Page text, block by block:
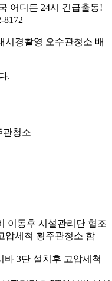
어디든 24시 긴급출동!
8172
시경촬영 오수관청소 배
.
관청소
이동후 시설관리단 협조
압세척 횡주관청소 함
바 3단 설치후 고압세척